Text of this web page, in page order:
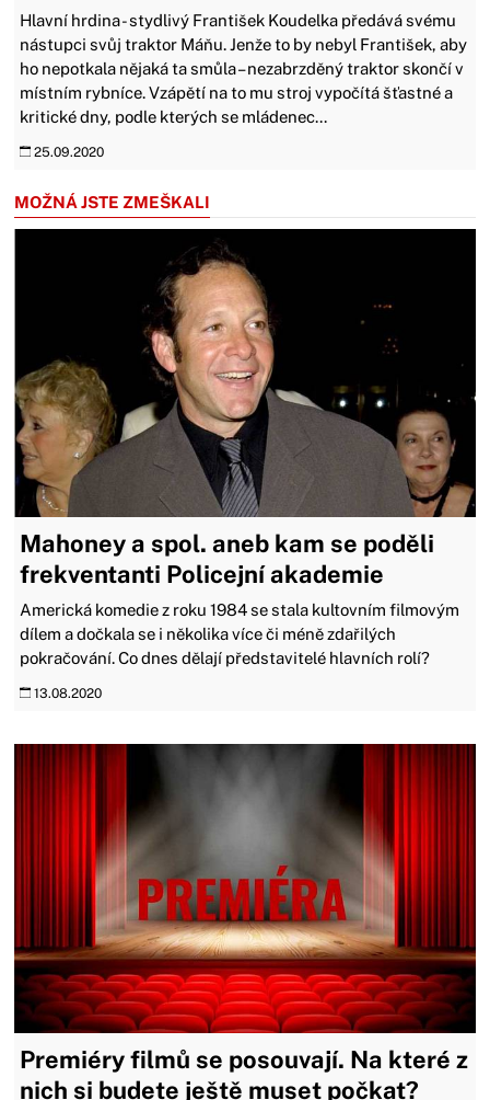
Hlavní hrdina - stydlivý František Koudelka předává svému
nástupci svůj traktor Máňu. Jenže to by nebyl František, aby
ho nepotkala nějaká ta smůla – nezabrzděný traktor skončí v
místním rybníce. Vzápětí na to mu stroj vypočítá šťastné a
kritické dny, podle kterých se mládenec...
25.09.2020
MOŽNÁ JSTE ZMEŠKALI
Mahoney a spol. aneb kam se poděli
frekventanti Policejní akademie
Americká komedie z roku 1984 se stala kultovním filmovým
dílem a dočkala se i několika více či méně zdařilých
pokračování. Co dnes dělají představitelé hlavních rolí?
13.08.2020
Premiéry filmů se posouvají. Na které z
nich si budete ještě muset počkat?